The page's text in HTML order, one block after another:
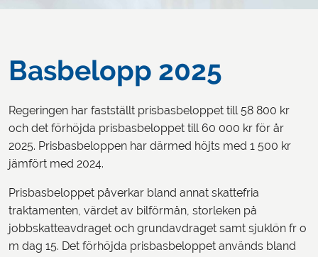
Basbelopp 2025
Regeringen har fastställt prisbasbeloppet till 58 800 kr
och det förhöjda prisbasbeloppet till 60 000 kr för år
2025. Prisbasbeloppen har därmed höjts med 1 500 kr
jämfört med 2024.
Prisbasbeloppet påverkar bland annat skattefria
traktamenten, värdet av bilförmån, storleken på
jobbskatteavdraget och grundavdraget samt sjuklön fr o
m dag 15. Det förhöjda prisbasbeloppet används bland